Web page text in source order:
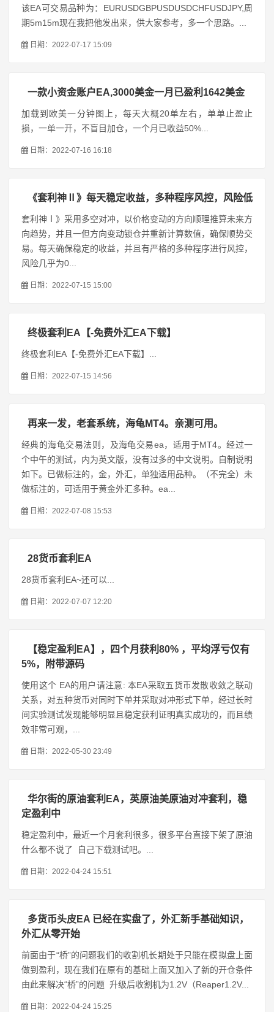
该EA可交易品种为：EURUSDGBPUSDUSDCHFUSDJPY,周
期5m15m现在我把他发出来，供大家参考，多一个思路。...
日期：2022-07-17 15:09
一款小资金账户EA,3000美金一月已盈利1642美金
加载到欧美一分钟图上，每天大概20单左右，单单止盈止
损，一单一开，不盲目加仓，一个月已收益50%...
日期：2022-07-16 16:18
《套利神Ⅱ》每天稳定收益，多种程序风控，风险低
套利神Ⅰ》采用多空对冲，以价格变动的方向顺理推算未来方
向趋势，并且一但方向变动锁仓并重新计算数值，确保顺势交
易。每天确保稳定的收益，并且有严格的多种程序进行风控，
风险几乎为0...
日期：2022-07-15 15:00
终极套利EA【-免费外汇EA下载】
终极套利EA【-免费外汇EA下载】...
日期：2022-07-15 14:56
再来一发，老套系统，海龟MT4。亲测可用。
经典的海龟交易法则，及海龟交易ea，适用于MT4。经过一
个中午的测试，内为英文版，没有过多的中文说明。自制说明
如下。已做标注的，金，外汇，单独适用品种。（不完全）未
做标注的，可适用于黄金外汇多种。ea...
日期：2022-07-08 15:53
28货币套利EA
28货币套利EA~还可以...
日期：2022-07-07 12:20
【稳定盈利EA】，四个月获利80% ，平均浮亏仅有
5%，附带源码
使用这个 EA的用户请注意: 本EA采取五货币发散收敛之联动
关系，对五种货币对同时下单并采取对冲形式下单，经过长时
间实验测试发现能够明显且稳定获利证明真实成功的，而且绩
效非常可观，...
日期：2022-05-30 23:49
华尔街的原油套利EA，英原油美原油对冲套利，稳
定盈利中
稳定盈利中，最近一个月套利很多，很多平台直接下架了原油
什么都不说了 自己下载测试吧。...
日期：2022-04-24 15:51
多货币头皮EA 已经在实盘了，外汇新手基础知识，
外汇从零开始
前面由于“桥”的问题我们的收割机长期处于只能在模拟盘上面
做到盈利，现在我们在原有的基础上面又加入了新的开仓条件
由此来解决“桥”的问题 升级后收割机为1.2V（Reaper1.2V...
日期：2022-04-24 15:25